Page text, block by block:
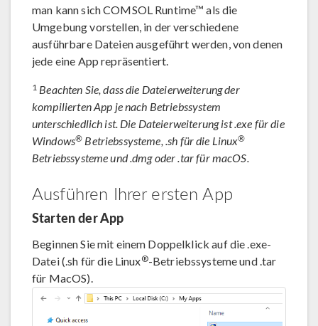
man kann sich COMSOL Runtime™ als die
Umgebung vorstellen, in der verschiedene
ausführbare Dateien ausgeführt werden, von denen
jede eine App repräsentiert.
1 Beachten Sie, dass die Dateierweiterung der
kompilierten App je nach Betriebssystem
unterschiedlich ist. Die Dateierweiterung ist .exe für die
Windows® Betriebssysteme, .sh für die Linux®
Betriebssysteme und .dmg oder .tar für macOS.
Ausführen Ihrer ersten App
Starten der App
Beginnen Sie mit einem Doppelklick auf die .exe-
Datei (.sh für die Linux®-Betriebssysteme und .tar
für MacOS).